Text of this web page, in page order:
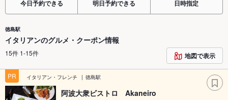
今日予約できる 明日予約できる 日時指定
徳島駅
イタリアンのグルメ・クーポン情報
15件 1-15件 地図で表示
PR イタリアン・フレンチ 徳島駅
阿波大衆ビストロ Akaneiro